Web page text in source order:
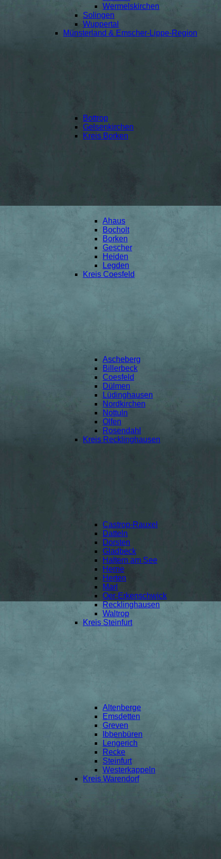
Wermelskirchen
Solingen
Wuppertal
Münsterland & Emscher-Lippe-Region
Bottrop
Gelsenkirchen
Kreis Borken
Ahaus
Bocholt
Borken
Gescher
Heiden
Legden
Kreis Coesfeld
Ascheberg
Billerbeck
Coesfeld
Dülmen
Lüdinghausen
Nordkirchen
Nottuln
Olfen
Rosendahl
Kreis Recklinghausen
Castrop-Rauxel
Datteln
Dorsten
Gladbeck
Haltern am See
Herne
Herten
Marl
Oer-Erkenschwick
Recklinghausen
Waltrop
Kreis Steinfurt
Altenberge
Emsdetten
Greven
Ibbenbüren
Lengerich
Recke
Steinfurt
Westerkappeln
Kreis Warendorf